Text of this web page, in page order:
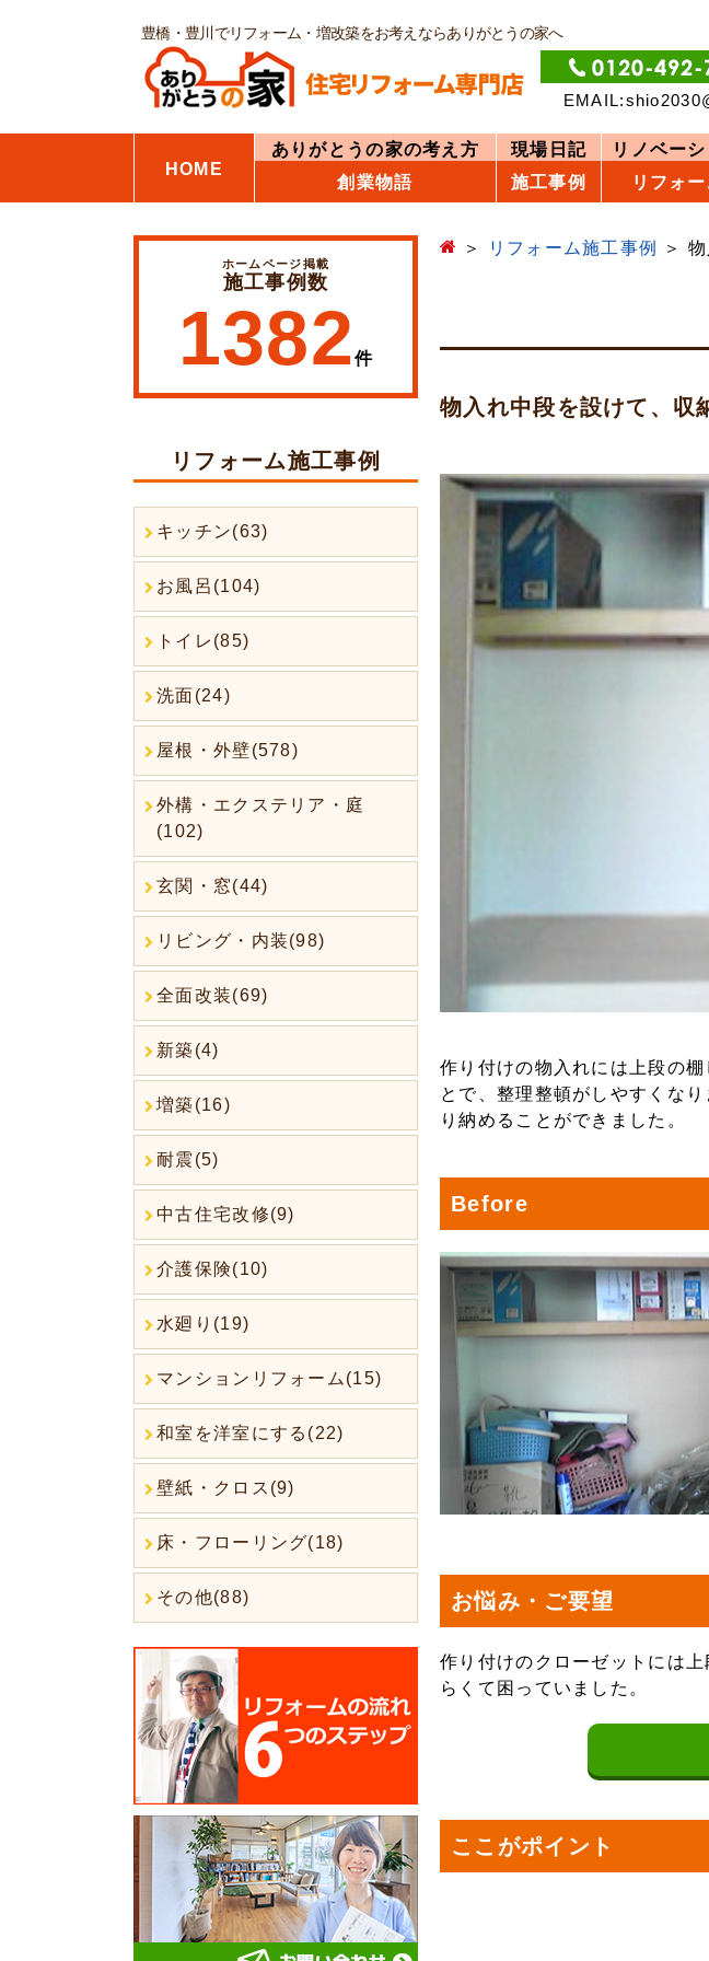
豊橋・豊川でリフォーム・増改築をお考えならありがとうの家へ
HOME
ありがとうの家の考え方 現場日記 リノベー
創業物語
施工事例 リフォ
リフォーム施工事例
物入れ中段を設けて、収
作り付けの物入れには上段の
とで、整理整頓がしやすくな
り納めることができました。
Before
お悩み・ご要望
作り付けのクローゼットには
らくて困っていました。
ここがポイント
ホームページ掲載
施工事例数
1382件
リフォーム施工事例
キッチン(63)
お風呂(104)
トイレ(85)
洗面(24)
屋根・外壁(578)
外構・エクステリア・庭
(102)
玄関・窓(44)
リビング・内装(98)
全面改装(69)
新築(4)
増築(16)
耐震(5)
中古住宅改修(9)
介護保険(10)
水廻り(19)
マンションリフォーム(15)
和室を洋室にする(22)
壁紙・クロス(9)
床・フローリング(18)
その他(88)